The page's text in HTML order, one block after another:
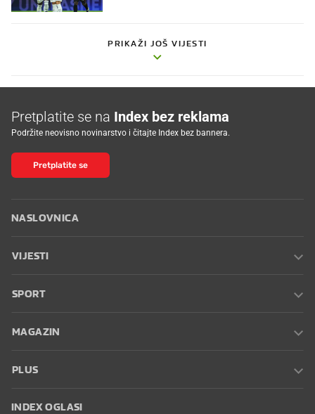
PRIKAŽI JOŠ VIJESTI
Pretplatite se na Index bez reklama
Podržite neovisno novinarstvo i čitajte Index bez bannera.
Pretplatite se
NASLOVNICA
VIJESTI
SPORT
MAGAZIN
PLUS
INDEX OGLASI